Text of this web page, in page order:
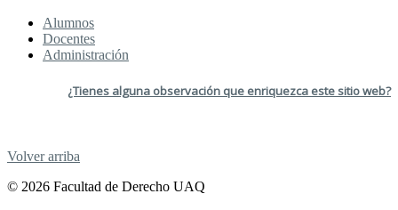
Alumnos
Docentes
Administración
¿Tienes alguna observación que enriquezca este sitio web?
Volver arriba
© 2026 Facultad de Derecho UAQ